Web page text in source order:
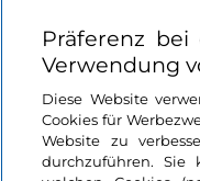
Nützliche Links
Login
Bleiben wir in Kontakt
Präferenz
Verwendung
Diese Website
Cookies für
Website zu
durchzuführen. Sie